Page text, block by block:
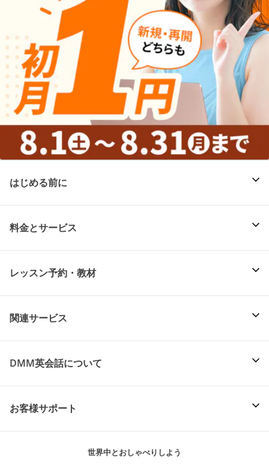
はじめる前に
料金とサービス
レッスン予約・教材
関連サービス
DMM英会話について
お客様サポート
世界中とおしゃべりしよう